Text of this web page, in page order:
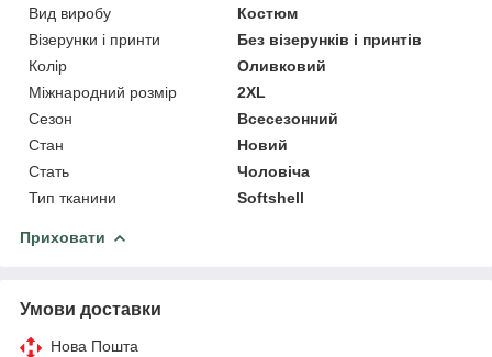
Вид виробу
Костюм
Візерунки і принти
Без візерунків і принтів
Колір
Оливковий
Міжнародний розмір
2XL
Сезон
Всесезонний
Стан
Новий
Стать
Чоловіча
Тип тканини
Softshell
Приховати
Умови доставки
Нова Пошта